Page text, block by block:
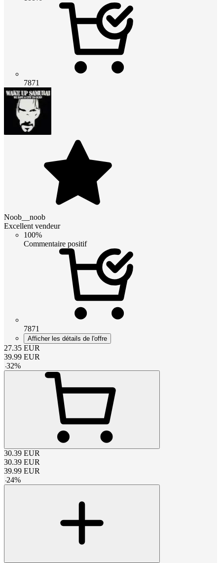
7871
Noob__noob
Excellent vendeur
100%
Commentaire positif
7871
Afficher les détails de l'offre
27.35 EUR
39.99 EUR
-32%
30.39 EUR
30.39 EUR
39.99 EUR
-24%